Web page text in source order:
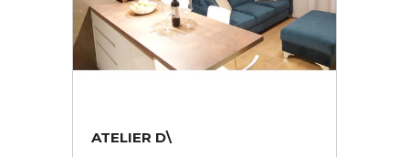
ATELIER D\